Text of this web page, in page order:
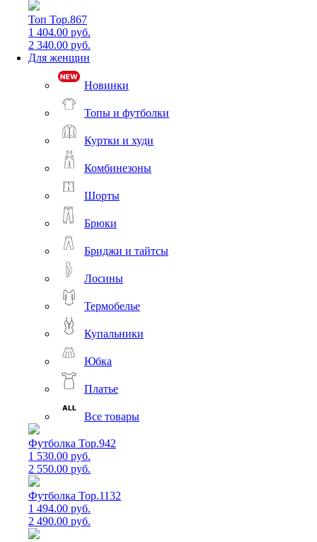
Топ Top.867
1 404.00 руб.
2 340.00 руб.
Для женщин
Новинки
Топы и футболки
Куртки и худи
Комбинезоны
Шорты
Брюки
Бриджи и тайтсы
Лосины
Термобелье
Купальники
Юбка
Платье
Все товары
Футболка Top.942
1 530.00 руб.
2 550.00 руб.
Футболка Top.1132
1 494.00 руб.
2 490.00 руб.